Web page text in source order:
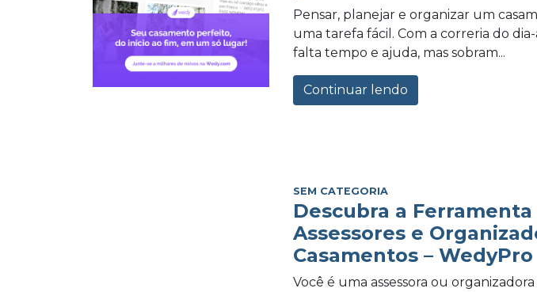
Pensar, planejar e organizar um
uma tarefa fácil. Com a correria do
falta tempo e ajuda, mas sobram...
Continuar lendo
SEM CATEGORIA
Descubra a Ferramenta
Assessores e
Casamentos – WedyPro
Você é uma assessora ou